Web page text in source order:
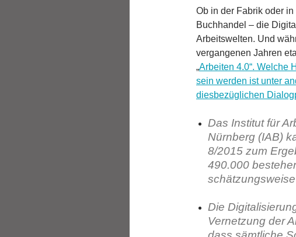
Ob in der Fabrik oder
Buchhandel – die
Arbeitswelten. Und
vergangenen Jahren
„Arbeiten 4.0“. Welche
sein werden ist unter
diesbezüglichen
Das Institut für
Nürnberg (IAB)
8/2015 zum
490.000
Die
Vernetzung der